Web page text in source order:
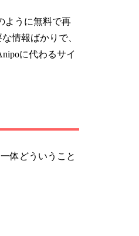
ように無料で再
情報ばかりで、
に代わるサイ
体どういうこと